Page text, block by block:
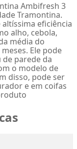
Ambifresh 3
Tramontina.
eficiência
alho, cebola,
média do
Ele pode
parede da
o modelo de
disso, pode ser
e em coifas